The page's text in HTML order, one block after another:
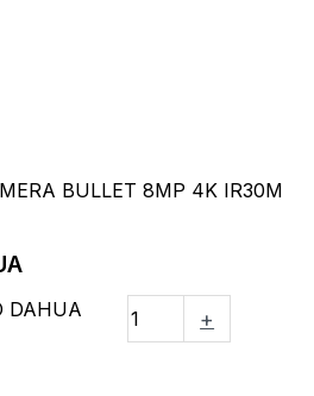
BULLET 8MP 4K IR30M
DAHUA +